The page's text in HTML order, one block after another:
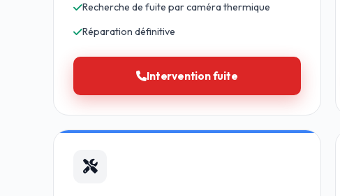
Recherche de fuite par caméra thermique
Réparation définitive
Intervention fuite